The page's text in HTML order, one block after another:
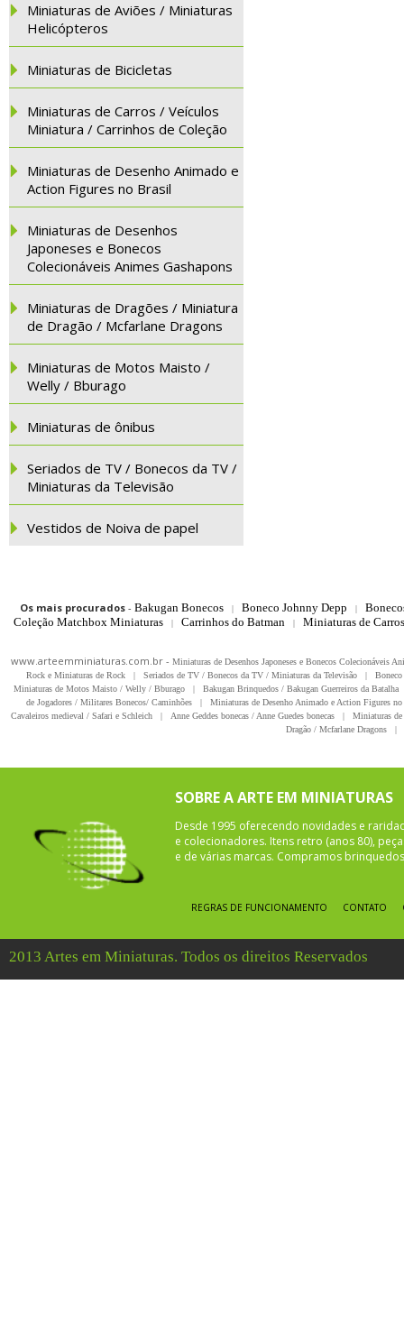
Miniaturas de Aviões / Miniaturas
Helicópteros
Miniaturas de Bicicletas
Miniaturas de Carros / Veículos
Miniatura / Carrinhos de Coleção
Miniaturas de Desenho Animado e
Action Figures no Brasil
Miniaturas de Desenhos
Japoneses e Bonecos
Colecionáveis Animes Gashapons
Miniaturas de Dragões / Miniatura
de Dragão / Mcfarlane Dragons
Miniaturas de Motos Maisto /
Welly / Bburago
Miniaturas de ônibus
Seriados de TV / Bonecos da TV /
Miniaturas da Televisão
Vestidos de Noiva de papel
Os mais procurados- Bakugan Bonecos | Boneco Johnny Depp |
Coleção Matchbox Miniaturas
| Carrinhos do Batman | Miniaturas de
www.arteemminiaturas.com.br - Miniaturas de Desenhos Japoneses e Bonecos Colecionáveis
Rock e Miniaturas de Rock
| Seriados de TV / Bonecos da TV / Miniaturas da Televisão |
Miniaturas de Motos Maisto / Welly / Bburago
| Bakugan Brinquedos / Bakugan Guerreiros da Batalha
de Jogadores / Militares Bonecos/ Caminhões
|
Miniaturas de Desenho Animado e Action Figures
Cavaleiros medieval / Safari e Schleich
| Anne Geddes bonecas / Anne Guedes bonecas |
Miniaturas
Dragão / Mcfarlane Dragons
|
SOBRE A ARTE EM MINIATURAS
Desde 1995 oferecendo novidades e
e colecionadores. Itens retro (anos 80),
e de várias marcas. Compramos
REGRAS DE FUNCIONAMENTO CONTATO
2013 Artes em Miniaturas. Todos os direitos Reservados